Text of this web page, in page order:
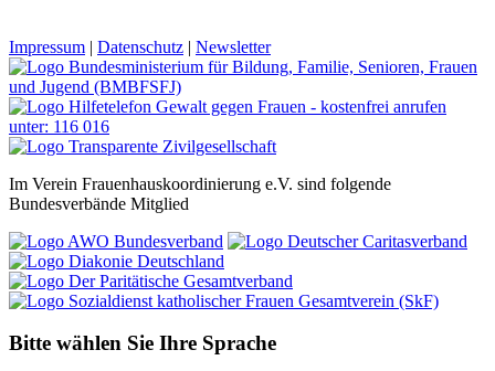
Impressum | Datenschutz | Newsletter
Im Verein Frauenhauskoordinierung e.V. sind folgende
Bundesverbände Mitglied
Bitte wählen Sie Ihre Sprache